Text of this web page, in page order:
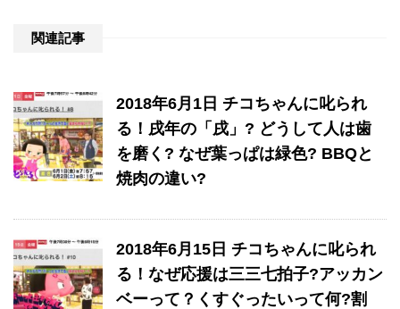
関連記事
2018年6月1日 チコちゃんに叱られ
る！戌年の「戌」? どうして人は歯
を磨く? なぜ葉っぱは緑色? BBQと
焼肉の違い?
2018年6月15日 チコちゃんに叱られ
る！なぜ応援は三三七拍子?アッカン
ベーって？くすぐったいって何?割